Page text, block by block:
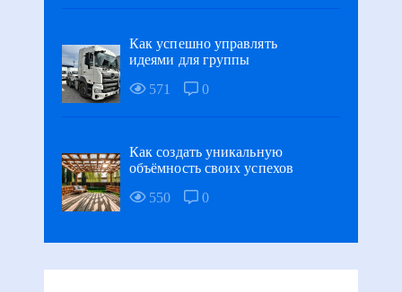
Как успешно управлять
идеями для группы
571
0
Как создать уникальную
объёмность своих успехов
550
0